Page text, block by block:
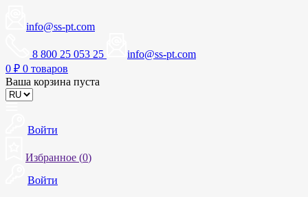
info@ss-pt.com
8 800 25 053 25
info@ss-pt.com
0 ₽ 0 товаров
Ваша корзина пуста
Войти
Избранное (0)
Войти